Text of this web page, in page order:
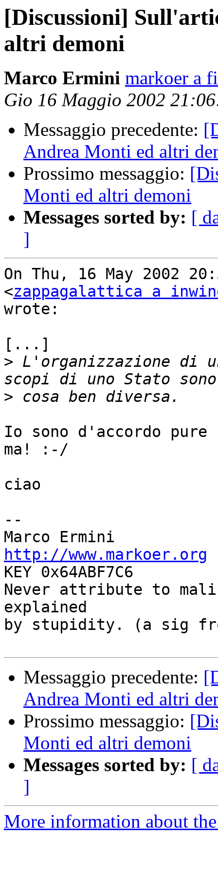
[Discussioni]
altri demoni
Marco Ermini markoer a
Gio 16 Maggio 2002
Messaggio precedente:
Andrea Monti ed altri
Prossimo messaggio:
Monti ed altri demoni
Messages sorted by: [
]
On Thu, 16 May 2002
<zappagalattica a
wrote:
[...]
> L'organizzazione di
>
Io sono d'accordo
ma! :-/
ciao
--
http://www.markoer.org
KEY 0x64ABF7C6
Never attribute to
explained
by stupidity. (a sig
Messaggio precedente:
Andrea Monti ed altri
Prossimo messaggio:
Monti ed altri demoni
Messages sorted by: [
]
More information about